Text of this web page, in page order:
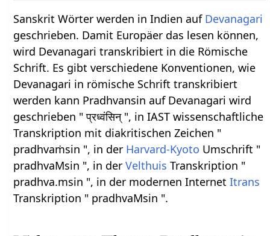
Sanskrit Wörter werden in Indien auf Devanagari
geschrieben. Damit Europäer das lesen können,
wird Devanagari transkribiert in die Römische
Schrift. Es gibt verschiedene Konventionen, wie
Devanagari in römische Schrift transkribiert
werden kann Pradhvansin auf Devanagari wird
geschrieben " प्रध्वंसिन् ", in IAST wissenschaftliche
Transkription mit diakritischen Zeichen "
pradhvaṁsin ", in der Harvard-Kyoto Umschrift "
pradhvaMsin ", in derVelthuis Transkription "
pradhva.msin ", in der modernen InternetItrans
Transkription " pradhvaMsin ".